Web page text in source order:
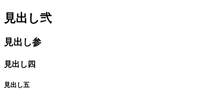
見出し弐
見出し参
見出し四
見出し五